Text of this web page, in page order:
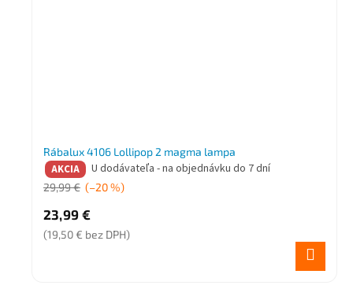
Rábalux 4106 Lollipop 2 magma lampa
AKCIA U dodávateľa - na objednávku do 7 dní
29,99 € (–20 %)
23,99 €
(19,50 € bez DPH)